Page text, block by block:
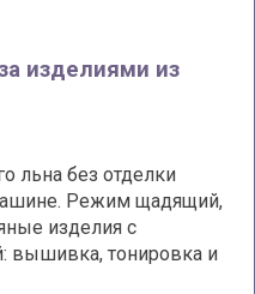
изделиями из
льна без отделки
Режим щадящий,
изделия с
вышивка, тонировка и